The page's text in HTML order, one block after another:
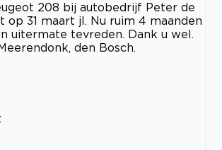
208 bij autobedrijf Peter de
op 31 maart jl. Nu ruim 4 maanden
uitermate tevreden. Dank u wel.
den Bosch.